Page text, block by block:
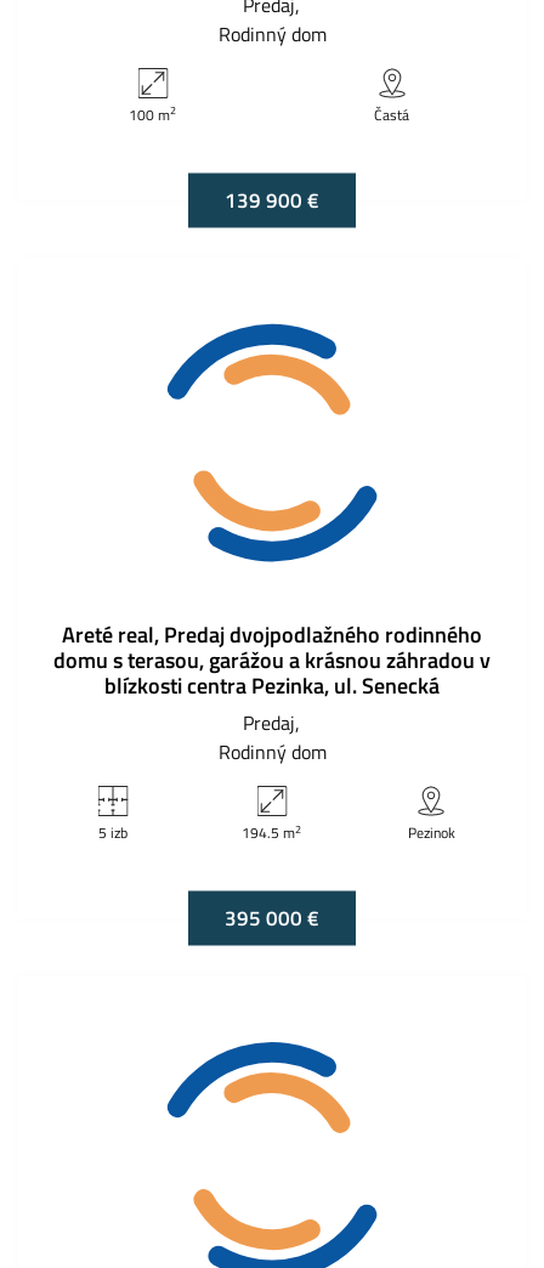
Rodinný dom
100 m2 Častá
139 900 €
Areté real, Predaj dvojpodlažného rodinného
domu s terasou, garážou a krásnou záhradou v
blízkosti centra Pezinka, ul. Senecká
Predaj
Rodinný dom
5 izb 194.5 m2 Pezinok
395 000 €